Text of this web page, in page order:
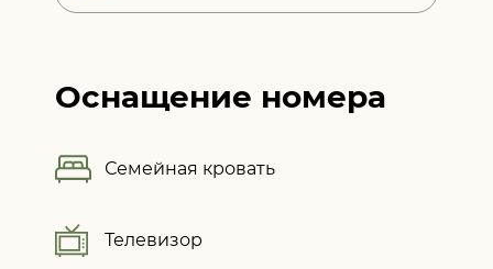
Оснащение номера
Семейная кровать
Телевизор